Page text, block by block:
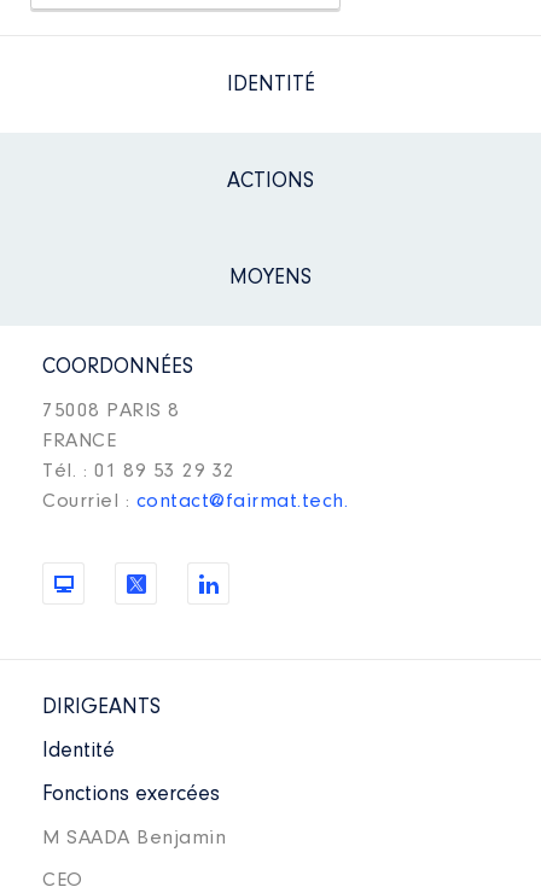
IDENTITÉ
ACTIONS
MOYENS
COORDONNÉES
75008 PARIS 8
FRANCE
Tél. : 01 89 53 29 32
Courriel : contact@fairmat.tech.
DIRIGEANTS
Identité
Fonctions exercées
M SAADA Benjamin
CEO